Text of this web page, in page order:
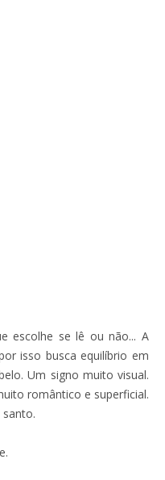
escolhe se lê ou não... A
isso busca equilíbrio em
Um signo muito visual.
romântico e superficial.